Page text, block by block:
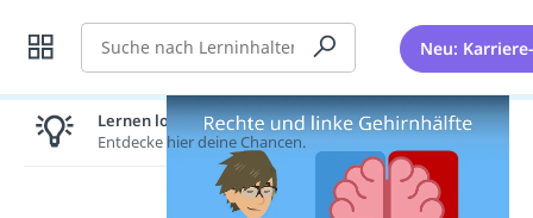
Suche Neu:
Lernen lohnt sich!
Entdecke hier deine Chancen.